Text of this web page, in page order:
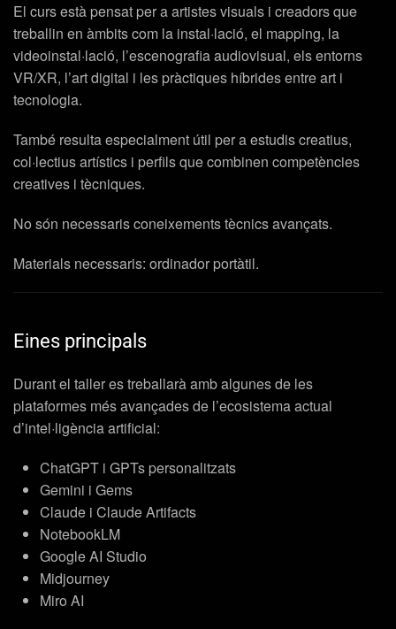
El curs està pensat per a artistes visuals i creadors que
treballin en àmbits com la instal·lació, el mapping, la
videoinstal·lació, l’escenografia audiovisual, els entorns
VR/XR, l’art digital i les pràctiques híbrides entre art i
tecnologia.
També resulta especialment útil per a estudis creatius,
col·lectius artístics i perfils que combinen competències
creatives i tècniques.
No són necessaris coneixements tècnics avançats.
Materials necessaris: ordinador portàtil.
Eines principals
Durant el taller es treballarà amb algunes de les
plataformes més avançades de l’ecosistema actual
d’intel·ligència artificial:
ChatGPT i GPTs personalitzats
Gemini i Gems
Claude i Claude Artifacts
NotebookLM
Google AI Studio
Midjourney
Miro AI